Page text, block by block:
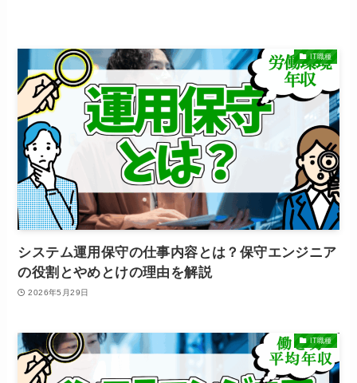
IT職種
システム運用保守の仕事内容とは？保守エンジニア
の役割とやめとけの理由を解説
2026年5月29日
IT職種